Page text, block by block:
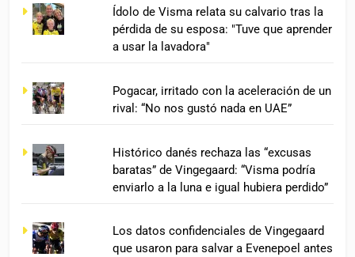
Ídolo de Visma relata su calvario tras la
pérdida de su esposa: "Tuve que aprender
a usar la lavadora"
Pogacar, irritado con la aceleración de un
rival: “No nos gustó nada en UAE”
Histórico danés rechaza las “excusas
baratas” de Vingegaard: “Visma podría
enviarlo a la luna e igual hubiera perdido”
Los datos confidenciales de Vingegaard
que usaron para salvar a Evenepoel antes